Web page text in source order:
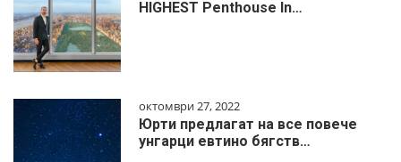
HIGHEST Penthouse In…
октомври 27, 2022
Юрти предлагат на все повече
унгарци евтино бягств…